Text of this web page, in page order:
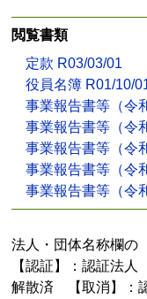
閲覧書類
定款 R03/03/01
役員名簿 R01/10/
事業報告書等（令
事業報告書等（令
事業報告書等（令
事業報告書等（令
事業報告書等（令
法人・団体名称欄の
【認証】：認証法
解散済 【取消】：